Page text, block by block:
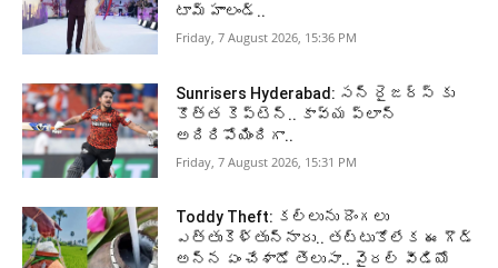
టామ్ హాలండ్..
Friday, 7 August 2026, 15:36 PM
Sunrisers Hyderabad: సన్ రైజర్స్ కు
కొత్త కెప్టెన్.. కావ్య ప్లాన్
అదిరిపోయిందిగా..
Friday, 7 August 2026, 15:31 PM
Toddy Theft: కల్లును దొంగలు
ఎత్తుకెళ్తున్నారు.. తట్టుకోలేక ఈ గౌడ్
అన్న ఏం చేశాడో తెలుసా.. వైరల్ వీడియో